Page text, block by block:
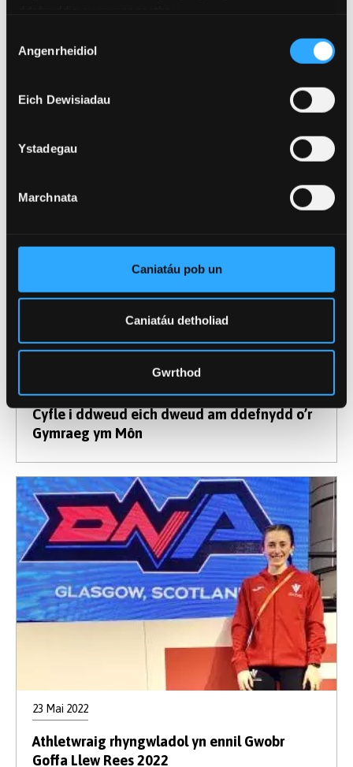
Caniatâd
Angenrheidiol
Eich Dewisiadau
Ystadegau
Marchnata
Caniatáu pob un
Caniatáu detholiad
Gwrthod
Cyfansoddiad emosiynol gan fyfyriwr yn cael
ei berfformio am y tro cyntaf mewn cyngerdd
diwedd blwyddyn
Cyfle i ddweud eich dweud am ddefnydd o’r
Gymraeg ym Môn
23 Mai 2022
Athletwraig rhyngwladol yn ennil Gwobr
Goffa Llew Rees 2022